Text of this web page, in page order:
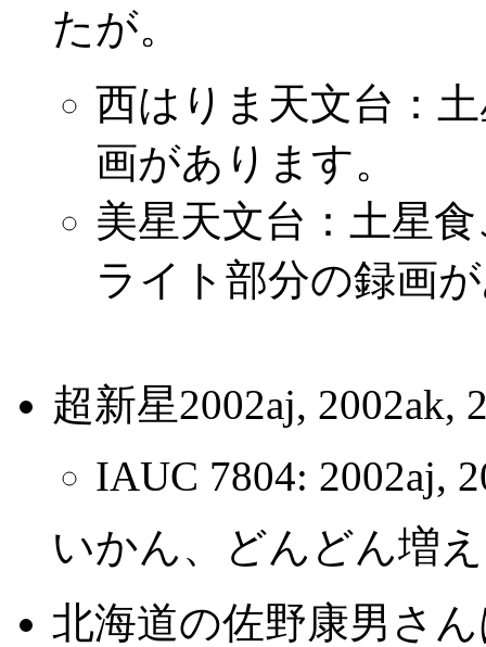
たが。
西はりま天文台：
画があります。
美星天文台：土星
ライト部分の録画
超新星2002aj, 2002ak,
IAUC 7804: 2002aj,
いかん、どんどん増
北海道の佐野康男さ